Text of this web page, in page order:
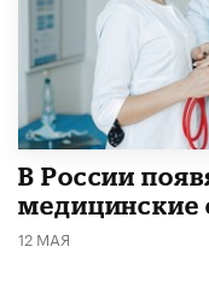
В России
медицинские
12 МАЯ